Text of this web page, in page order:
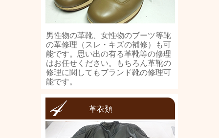
男性物の革靴、女性物のブーツ等靴
の革修理（スレ・キズの補修）も可
能です。思い出の有る革靴等の修理
はお任せください。もちろん革靴の
修理に関してもブランド靴の修理可
能です。
革衣類